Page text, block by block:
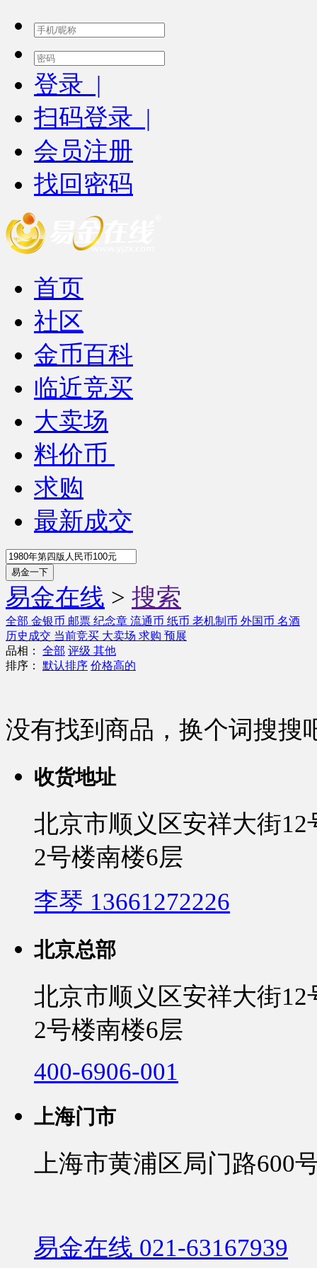
登录 |
扫码登录 |
会员注册
找回密码
首页
社区
金币百科
临近竞买
大卖场
料价币
求购
最新成交
易金在线 > 搜索
全部 金银币 邮票 纪念章 流通币 纸币 老机制币 外国币 名酒
历史成交 当前竞买 大卖场 求购 预展
品相：
全部 评级 其他
排序：
默认排序 价格高的
没有找到商品，换个词搜搜
收货地址
北京市顺义区安祥大街
2号楼南楼6层
李琴 13661272226
北京总部
北京市顺义区安祥大街
2号楼南楼6层
400-6906-001
上海门市
上海市黄浦区局门路600
易金在线 021-63167939